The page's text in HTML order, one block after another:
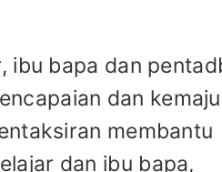
ibu bapa dan
dan
membantu
dan ibu bapa,